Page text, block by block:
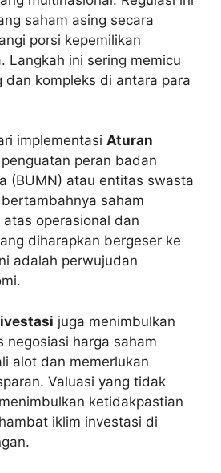
saham asing secara
porsi kepemilikan
Langkah ini sering memicu
dan kompleks di antara para
implementasi Aturan
peran badan
(BUMN) atau entitas swasta
saham
operasional dan
diharapkan bergeser ke
adalah perwujudan
juga menimbulkan
negosiasi harga saham
alot dan memerlukan
Valuasi yang tidak
ketidakpastian
iklim investasi di